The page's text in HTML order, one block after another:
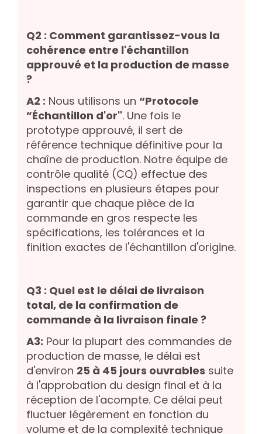
Q2 : Comment garantissez-vous la
cohérence entre l'échantillon
approuvé et la production de masse
?
A2 : Nous utilisons un “Protocole
”Échantillon d'or". Une fois le
prototype approuvé, il sert de
référence technique définitive pour la
chaîne de production. Notre équipe de
contrôle qualité (CQ) effectue des
inspections en plusieurs étapes pour
garantir que chaque pièce de la
commande en gros respecte les
spécifications, les tolérances et la
finition exactes de l'échantillon d'origine.
Q3 : Quel est le délai de livraison
total, de la confirmation de
commande à la livraison finale ?
A3: Pour la plupart des commandes de
production de masse, le délai est
d'environ 25 à 45 jours ouvrables suite
à l'approbation du design final et à la
réception de l'acompte. Ce délai peut
fluctuer légèrement en fonction du
volume et de la complexité technique